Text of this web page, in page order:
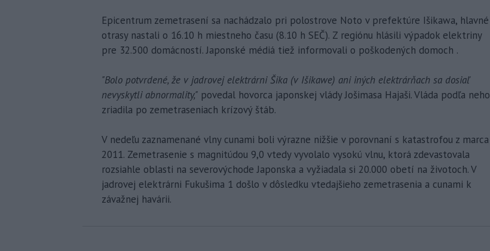
Epicentrum zemetrasení sa nachádzalo pri polostrove Noto v prefektúre Išikawa, hlavné
otrasy nastali o 16.10 h miestneho času (8.10 h SEČ). Z regiónu hlásili výpadok elektriny
pre 32.500 domácností. Japonské médiá tiež informovali o poškodených domoch .
"Bolo potvrdené, že v jadrovej elektrárni Šika (v Išikawe) ani iných elektrárňach sa dosiaľ
nevyskytli abnormality," povedal hovorca japonskej vlády Jošimasa Hajaši. Vláda podľa neho
zriadila po zemetraseniach krízový štáb.
V nedeľu zaznamenané vlny cunami boli výrazne nižšie v porovnaní s katastrofou z marca
2011. Zemetrasenie s magnitúdou 9,0 vtedy vyvolalo vysokú vlnu, ktorá zdevastovala
rozsiahle oblasti na severovýchode Japonska a vyžiadala si 20.000 obetí na životoch. V
jadrovej elektrárni Fukušima 1 došlo v dôsledku vtedajšieho zemetrasenia a cunami k
závažnej havárii.